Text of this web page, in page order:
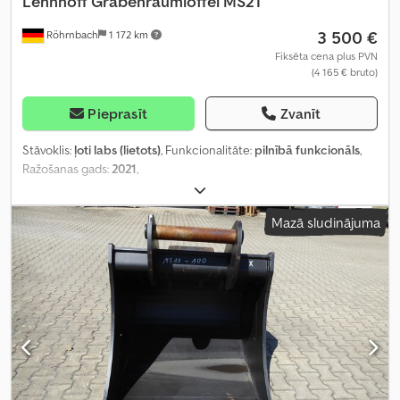
Röhrnbach 1 172 km 3 500 €
Fiksēta cena plus PVN
(4 165 € bruto)
Pieprasīt Zvanīt
Stāvoklis: ļoti labs (lietots), Funkcionalitāte: pilnībā funkcionāls,
Ražošanas gads:2021,
Mazā sludinājuma